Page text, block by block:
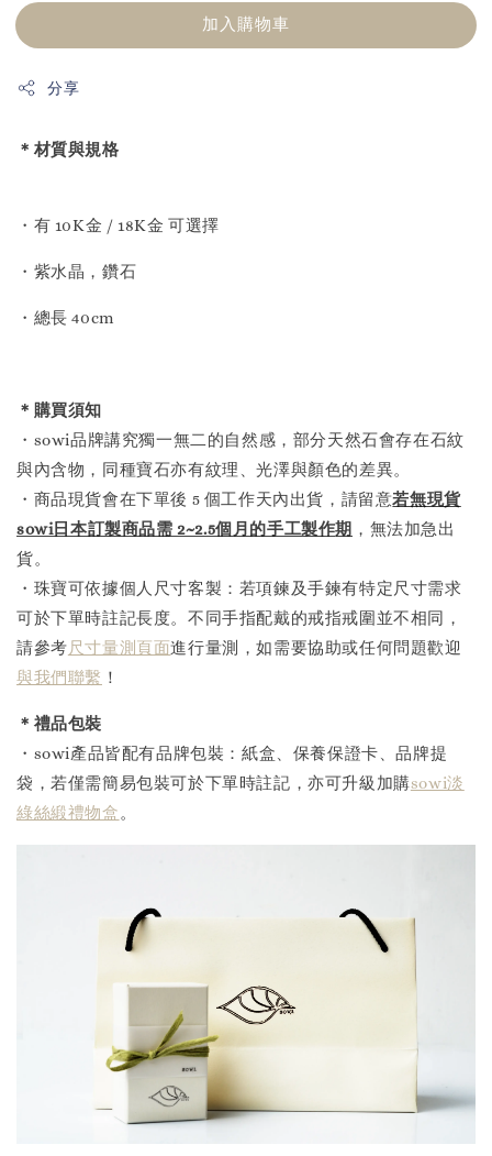
加入購物車
分享
＊材質與規格
・有 10K金 / 18K金 可選擇
・紫水晶，鑽石
・總長 40cm
＊購買須知
・sowi品牌講究獨一無二的自然感，部分天然石會存在石紋
與內含物，同種寶石亦有紋理、光澤與顏色的差異。
・商品現貨會在下單後 5 個工作天內出貨，請留意若無現貨
sowi日本訂製商品需 2~2.5個月的手工製作期 ，無法加急出
貨。
・珠寶可依據個人尺寸客製：若項鍊及手鍊有特定尺寸需求
可於下單時註記長度。不同手指配戴的戒指戒圍並不相同，
請參考尺寸量測頁面進行量測，如需要協助或任何問題歡迎
與我們聯繫 ！
＊禮品包裝
・sowi產品皆配有品牌包裝：紙盒、保養保證卡、品牌提
袋，若僅需簡易包裝可於下單時註記，亦可升級加購sowi淡
綠絲緞禮物盒 。